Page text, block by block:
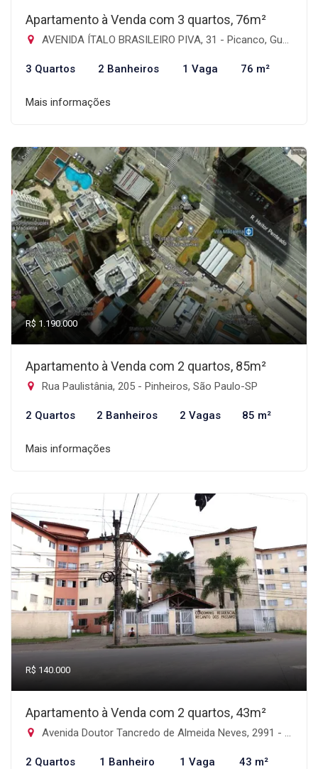
Apartamento à Venda com 3 quartos, 76m²
AVENIDA ÍTALO BRASILEIRO PIVA, 31 - Picanco, Guarulhos-SP
3 Quartos 2 Banheiros 1 Vaga 76 m²
Mais informações
R$ 1.190.000
Apartamento à Venda com 2 quartos, 85m²
Rua Paulistânia, 205 - Pinheiros, São Paulo-SP
2 Quartos 2 Banheiros 2 Vagas 85 m²
Mais informações
R$ 140.000
Apartamento à Venda com 2 quartos, 43m²
Avenida Doutor Tancredo de Almeida Neves, 2991 - Cidade Balneária Nova Peruíbe, Peruíbe-SP
2 Quartos 1 Banheiro 1 Vaga 43 m²